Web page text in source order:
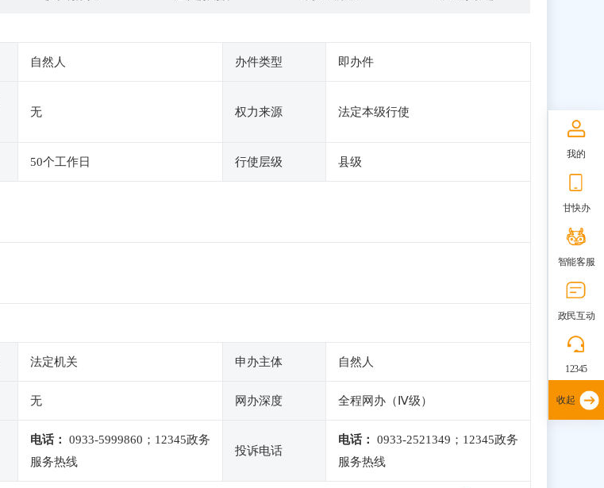
自然人 办件类型 即办件
无 权力来源 法定本级行使
50个工作日 行使层级 县级
法定机关 申办主体 自然人
无 网办深度 全程网办（Ⅳ级）
电话：
0933-5999860；12345政务
服务热线
投诉电话
电话：
0933-2521349；12345政务
服务热线
我的
甘快办
智能客服
政民互动
12345
收起